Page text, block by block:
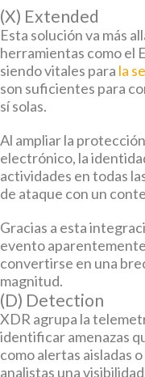
(X) Extended
Esta solución va más
herramientas como el
siendo vitales para la
son suficientes para
sí solas.
Al ampliar la
electrónico, la
actividades en todas
de ataque con un
Gracias a esta
evento
convertirse en una
magnitud.
(D) Detection
XDR agrupa la
identificar amenazas
como alertas aisladas
analistas una